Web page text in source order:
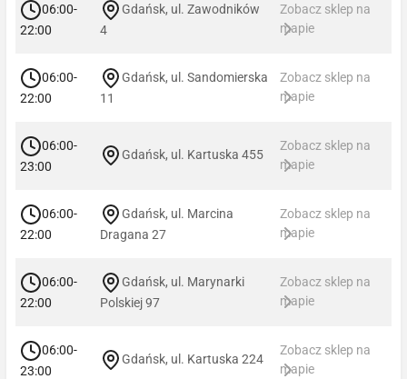
06:00-
22:00
Gdańsk, ul. Zawodników
4
Zobacz sklep na
mapie
06:00-
22:00
Gdańsk, ul. Sandomierska
11
Zobacz sklep na
mapie
06:00-
23:00
Gdańsk, ul. Kartuska 455
Zobacz sklep na
mapie
06:00-
22:00
Gdańsk, ul. Marcina
Dragana 27
Zobacz sklep na
mapie
06:00-
22:00
Gdańsk, ul. Marynarki
Polskiej 97
Zobacz sklep na
mapie
06:00-
23:00
Gdańsk, ul. Kartuska 224
Zobacz sklep na
mapie